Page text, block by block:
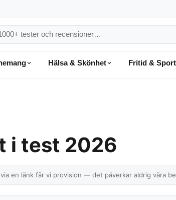
Hälsa & Skönhet Fritid & Sport
i test 2026
en länk får vi provision — det påverkar aldrig våra